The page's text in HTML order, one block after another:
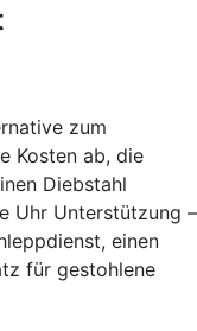
zum
Kosten ab, die
Diebstahl
Uhr Unterstützung –
einen
für gestohlene